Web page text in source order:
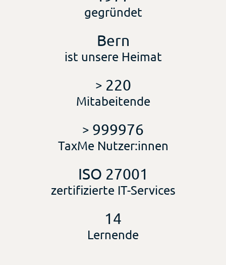
gegründet
Bern
ist unsere Heimat
> 220
Mitabeitende
> 999976
TaxMe Nutzer:innen
ISO 27001
zertifizierte IT-Services
14
Lernende